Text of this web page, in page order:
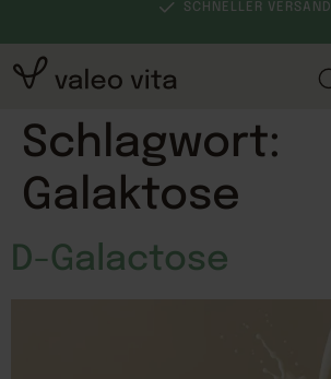
SCHNELLER VERSAND
Schlagwort:
Galaktose
D-Galactose